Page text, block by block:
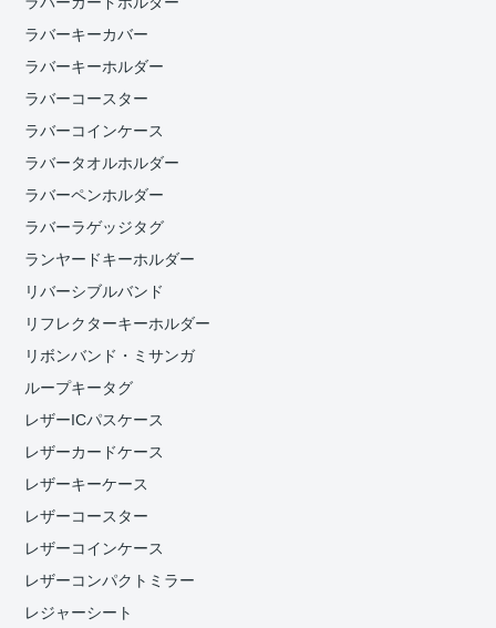
ラバーキーカバー
ラバーキーホルダー
ラバーコースター
ラバーコインケース
ラバータオルホルダー
ラバーペンホルダー
ラバーラゲッジタグ
ランヤードキーホルダー
リバーシブルバンド
リフレクターキーホルダー
リボンバンド・ミサンガ
ループキータグ
レザーICパスケース
レザーカードケース
レザーキーケース
レザーコースター
レザーコインケース
レザーコンパクトミラー
レジャーシート